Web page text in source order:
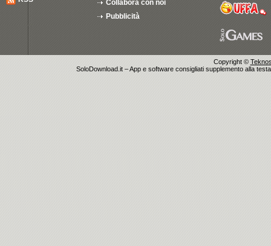
Collabora con noi
Pubblicità
Copyright ©
SoloDownload.it – App e software consigliati supplemento alla